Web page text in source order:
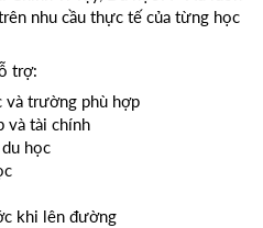
nhu cầu thực tế của từng học
trợ:
và trường phù hợp
và tài chính
học
khi lên đường